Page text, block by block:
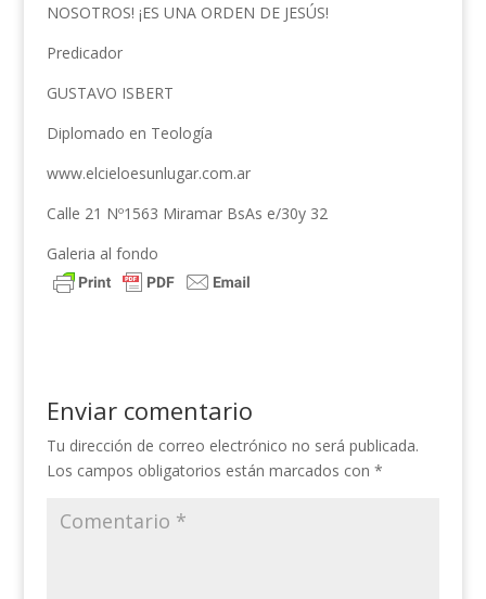
NOSOTROS! ¡ES UNA ORDEN DE JESÚS!
Predicador
GUSTAVO ISBERT
Diplomado en Teología
www.elcieloesunlugar.com.ar
Calle 21 Nº1563 Miramar BsAs e/30y 32
Galeria al fondo
Enviar comentario
Tu dirección de correo electrónico no será publicada.
Los campos obligatorios están marcados con *